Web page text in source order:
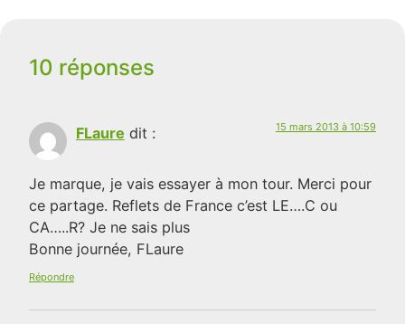
10 réponses
FLaure dit : 15 mars 2013 à 10:59
Je marque, je vais essayer à mon tour. Merci pour
ce partage. Reflets de France c’est LE….C ou
CA…..R? Je ne sais plus
Bonne journée, FLaure
Répondre